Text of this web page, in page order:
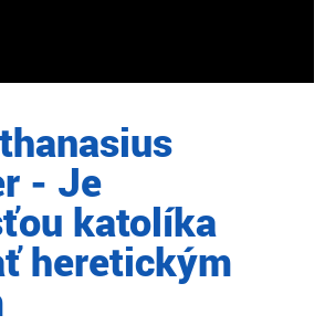
- Je
katolíka
heretickým